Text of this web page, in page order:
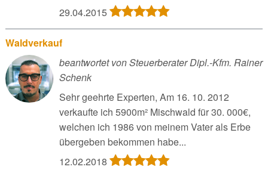
29.04.2015
Waldverkauf
beantwortet von Steuerberater Dipl.-Kfm. Rainer
Schenk
Sehr geehrte Experten, Am 16. 10. 2012
verkaufte ich 5900m² Mischwald für 30. 000€,
welchen ich 1986 von meinem Vater als Erbe
übergeben bekommen habe...
12.02.2018